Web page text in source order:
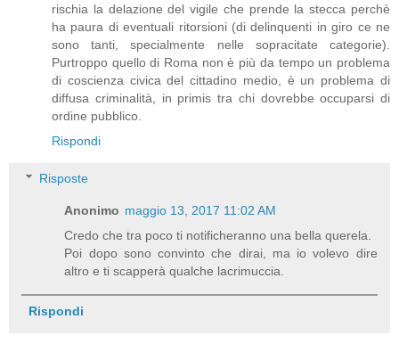
rischia la delazione del vigile che prende la stecca perchè
ha paura di eventuali ritorsioni (di delinquenti in giro ce ne
sono tanti, specialmente nelle sopracitate categorie).
Purtroppo quello di Roma non è più da tempo un problema
di coscienza civica del cittadino medio, è un problema di
diffusa criminalità, in primis tra chi dovrebbe occuparsi di
ordine pubblico.
Rispondi
Risposte
Anonimo maggio 13, 2017 11:02 AM
Credo che tra poco ti notificheranno una bella querela.
Poi dopo sono convinto che dirai, ma io volevo dire
altro e ti scapperà qualche lacrimuccia.
Rispondi